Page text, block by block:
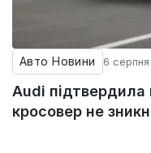
Авто Новини 6
Audi підтвердила
кросовер не